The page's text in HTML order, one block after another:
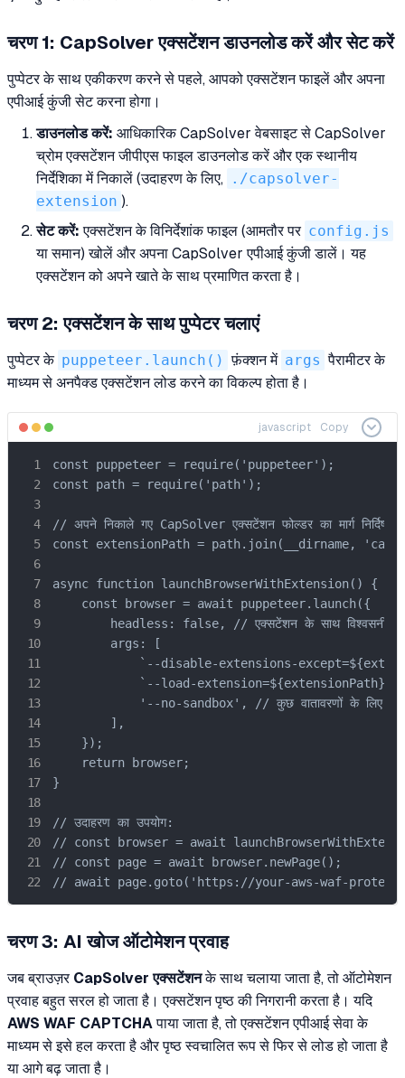
चरण 1: CapSolver एक्सटेंशन डाउनलोड करें और सेट करें
पुप्पेटर के साथ एकीकरण करने से पहले, आपको एक्सटेंशन फाइलें और अपना
एपीआई कुंजी सेट करना होगा।
डाउनलोड करें: आधिकारिक CapSolver वेबसाइट से CapSolver
च्रोम एक्सटेंशन जीपीएस फाइल डाउनलोड करें और एक स्थानीय
निर्देशिका में निकालें (उदाहरण के लिए,
./capsolver-
extension ).
सेट करें: एक्सटेंशन के विनिर्देशांक फाइल (आमतौर पर config.js
या समान) खोलें और अपना CapSolver एपीआई कुंजी डालें। यह
एक्सटेंशन को अपने खाते के साथ प्रमाणित करता है।
चरण 2: एक्सटेंशन के साथ पुप्पेटर चलाएं
पुप्पेटर के puppeteer.launch() फ़ंक्शन में args पैरामीटर के
माध्यम से अनपैक्ड एक्सटेंशन लोड करने का विकल्प होता है।
javascript Copy
const puppeteer = require('puppeteer');
const path = require('path');
// अपने निकाले गए CapSolver एक्सटेंशन फोल्डर का मार्ग निर्दिष्ट
const extensionPath = path.join(__dirname,
async function launchBrowserWithExtension() {
    const browser = await puppeteer.launch({
headless: false, // एक्सटेंशन के साथ विश्वसनीय
        args: [
`--disable-extensions-
            `--load-extension=${extensionPath}`,
'--no-sandbox', // कुछ वातावरणों के लिए
        ],
    });
    return browser;
}
// उदाहरण का उपयोग:
// const browser = await
// const page = await browser.newPage();
// await page.goto('https://your-aws-waf-
चरण 3: AI खोज ऑटोमेशनप्रवाह
जब ब्राउज़र CapSolver एक्सटेंशनके साथ चलाया जाता है, तो ऑटोमेशन
प्रवाह बहुत सरल हो जाता है। एक्सटेंशन पृष्ठ की निगरानी करता है। यदि
AWS WAF CAPTCHA पाया जाता है, तो एक्सटेंशन एपीआई सेवा के
माध्यम से इसे हल करता है और पृष्ठ स्वचालित रूप से फिर से लोड हो जाता है
या आगे बढ़ जाता है।